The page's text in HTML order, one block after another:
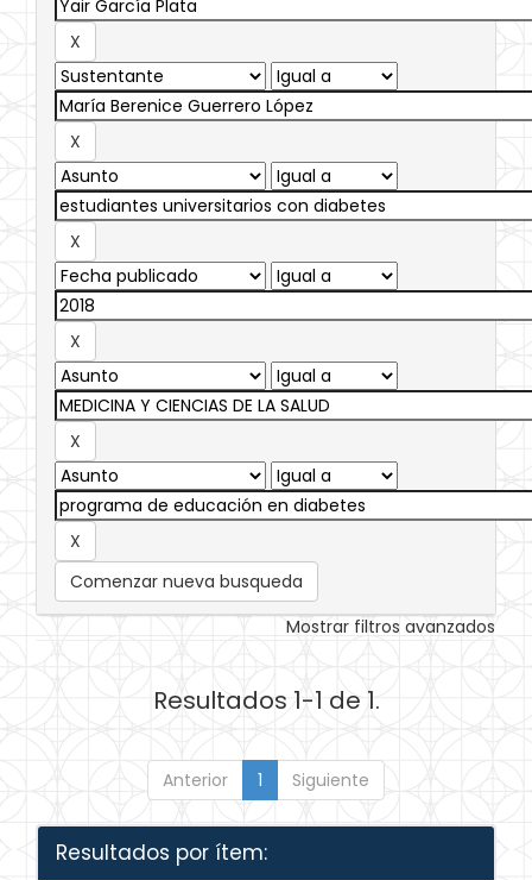
Comenzar nueva busqueda
Mostrar filtros avanzados
Resultados 1-1 de 1.
Anterior 1 Siguiente
Resultados por ítem: